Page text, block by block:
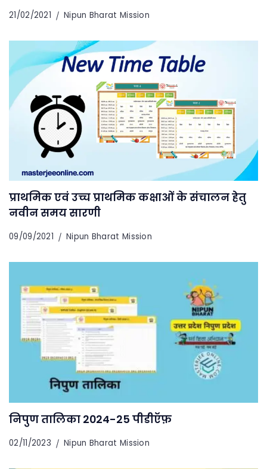
21/02/2021 Nipun Bharat Mission
प्राथमिक एवं उच्च प्राथमिक कक्षाओं के संचालन हेतु
नवीन समय सारणी
09/09/2021 Nipun Bharat Mission
निपुण तालिका 2024-25 पीडीऍफ़
02/11/2023 Nipun Bharat Mission